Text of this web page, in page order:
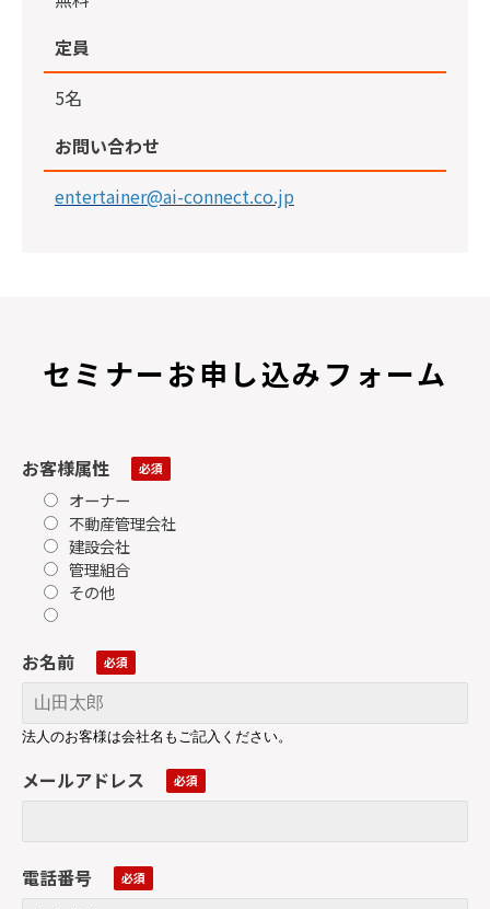
定員
5名
お問い合わせ
entertainer@ai-connect.co.jp
セミナーお申し込みフォーム
お客様属性
オーナー
不動産管理会社
建設会社
管理組合
その他
お名前
法人のお客様は会社名もご記入ください。
メールアドレス
電話番号